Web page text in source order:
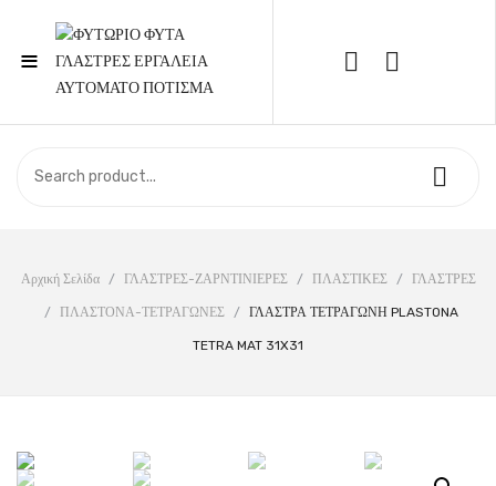
≡
Call Support: 210 6857844
ΣΧΕΤΙΚΆ ΜΕ ΕΜΆΣ
ΕΠΙΚΟΙΝΩΝΊΑ
Αρχική Σελίδα / ΓΛΑΣΤΡΕΣ-ΖΑΡΝΤΙΝΙΕΡΕΣ / ΠΛΑΣΤΙΚΕΣ / ΓΛΑΣΤΡΕΣ
/ ΠΛΑΣΤΟΝΑ-ΤΕΤΡΑΓΩΝΕΣ / ΓΛΑΣΤΡΑ ΤΕΤΡΑΓΩΝΗ PLASTONA
TETRA MAT 31X31